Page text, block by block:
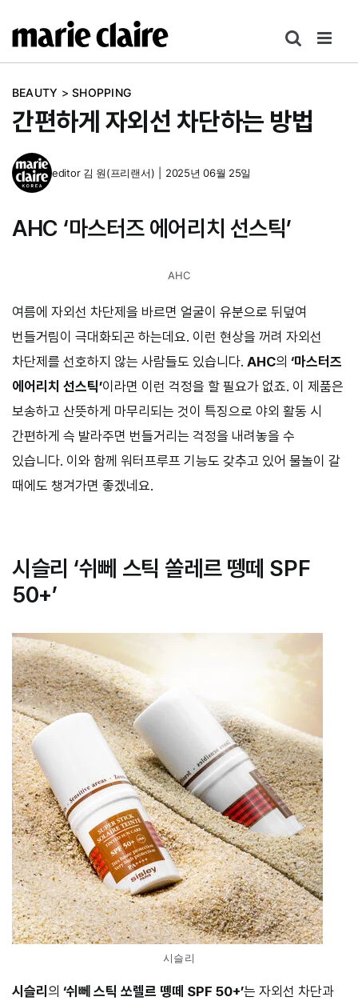
텐
BEAUTY > SHOPPING
간편하게 자외선 차단하는 방법
editor 김 원(프리랜서) 2025년 06월 25일
AHC ‘마스터즈 에어리치 선스틱’
AHC
여름에 자외선 차단제을 바르면 얼굴이 유분으로 뒤덮여
번들거림이 극대화되곤 하는데요. 이런 현상을 꺼려 자외선
차단제를 선호하지 않는 사람들도 있습니다. AHC의 ‘마스터즈
에어리치 선스틱’이라면 이런 걱정을 할 필요가 없죠. 이 제품은
보송하고 산뜻하게 마무리되는 것이 특징으로 야외 활동 시
간편하게 슥 발라주면 번들거리는 걱정을 내려놓을 수
있습니다. 이와 함께 워터프루프 기능도 갖추고 있어 물놀이 갈
때에도 챙겨가면 좋겠네요.
시슬리 ‘쉬뻬 스틱 쏠레르 뗑떼 SPF
50+’
시슬리
시슬리 의 ‘쉬뻬 스틱 쏘렐르 뗑떼 SPF 50+’는 자외선 차단과